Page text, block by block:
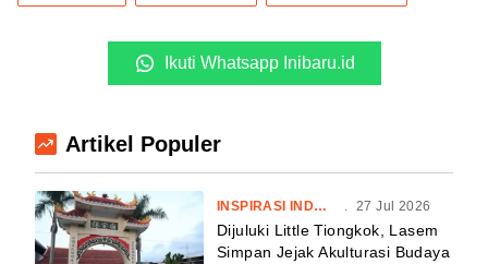
Ikuti Whatsapp Inibaru.id
Artikel Populer
INSPIRASI INDONESIA . 27 Jul 2026
Dijuluki Little Tiongkok, Lasem
Simpan Jejak Akulturasi Budaya